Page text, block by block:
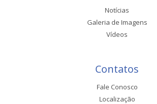
Notícias
Galeria de Imagens
Vídeos
Contatos
Fale Conosco
Localização